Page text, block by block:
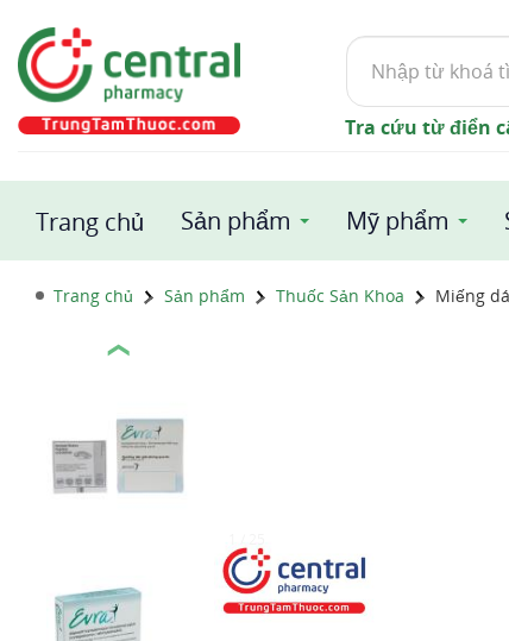
Tìm
kiếm
Tra cứu từ điển
Trang chủ Sản phẩm Mỹ phẩm
Trang chủ Sản phẩm Thuốc Sản Khoa Miếng
❮